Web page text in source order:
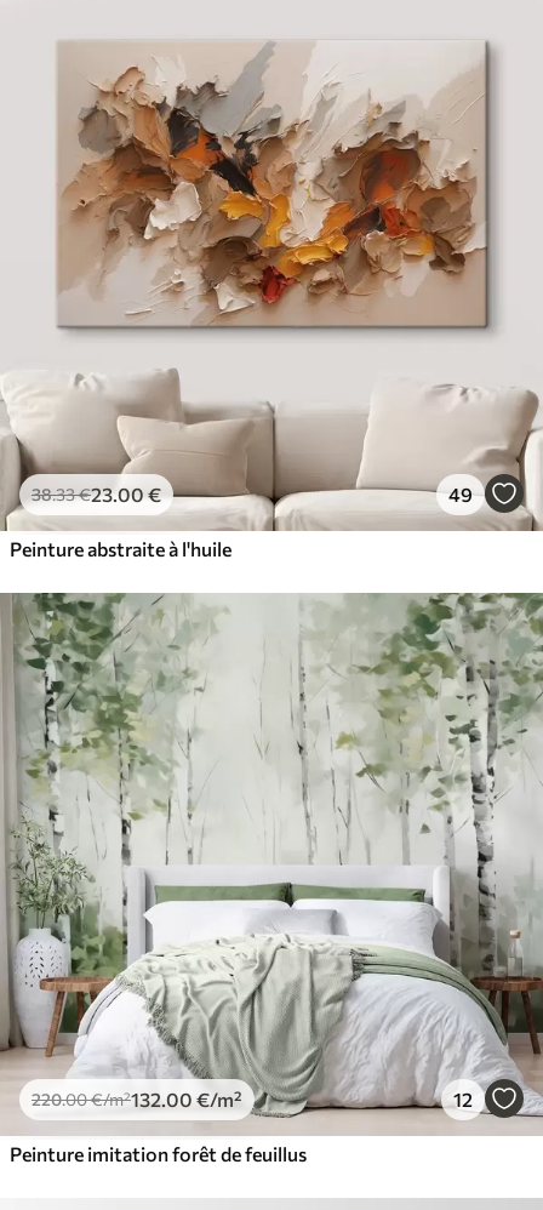
38.33€23.00€ 49
Peinture abstraite à l'huile
220.00€/m²132.00 €/m² 12
Peinture imitation forêt de feuillus